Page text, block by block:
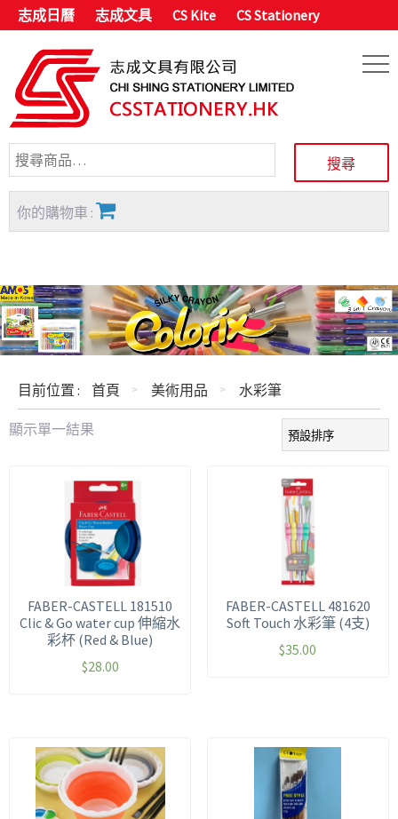
志成日曆 志成文具 CS Kite CS Stationery
你的購物車 :
目前位置 : 首頁 美術用品 水彩筆
顯示單一結果
FABER-CASTELL 181510
Clic & Go water cup 伸縮水
彩杯 (Red & Blue)
$28.00
FABER-CASTELL 481620
Soft Touch 水彩筆 (4支)
$35.00